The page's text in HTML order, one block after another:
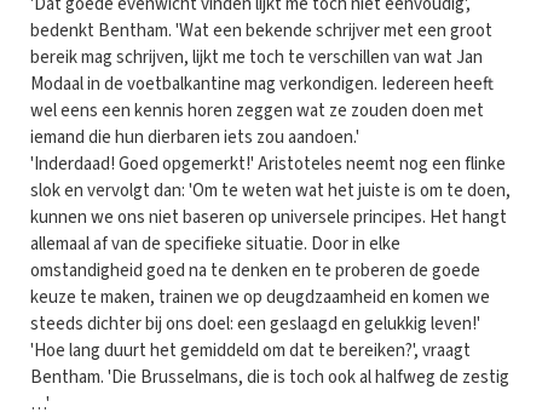
bedenkt Bentham. 'Wat een bekende schrijver met een groot
bereik mag schrijven, lijkt me toch te verschillen van wat Jan
Modaal in de voetbalkantine mag verkondigen. Iedereen heeft
wel eens een kennis horen zeggen wat ze zouden doen met
iemand die hun dierbaren iets zou aandoen.'
'Inderdaad! Goed opgemerkt!' Aristoteles neemt nog een flinke
slok en vervolgt dan: 'Om te weten wat het juiste is om te doen,
kunnen we ons niet baseren op universele principes. Het hangt
allemaal af van de specifieke situatie. Door in elke
omstandigheid goed na te denken en te proberen de goede
keuze te maken, trainen we op deugdzaamheid en komen we
steeds dichter bij ons doel: een geslaagd en gelukkig leven!'
'Hoe lang duurt het gemiddeld om dat te bereiken?', vraagt
Bentham. 'Die Brusselmans, die is toch ook al halfweg de zestig
…'